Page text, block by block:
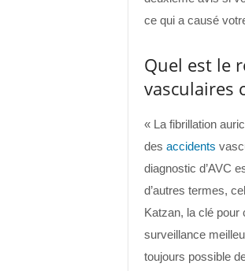
ce qui a causé
Quel est le
vasculaires
« La fibrillation
des accidents
diagnostic d’AVC
d’autres termes,
Katzan, la clé pour
surveillance
toujours possible